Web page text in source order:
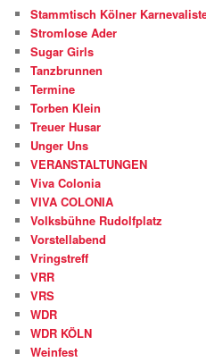
Stammtisch Kölner
Stromlose Ader
Sugar Girls
Tanzbrunnen
Termine
Torben Klein
Treuer Husar
Unger Uns
VERANSTALTUNGEN
Viva Colonia
VIVA COLONIA
Volksbühne Rudolfplatz
Vorstellabend
Vringstreff
VRR
VRS
WDR
WDR KÖLN
Weinfest